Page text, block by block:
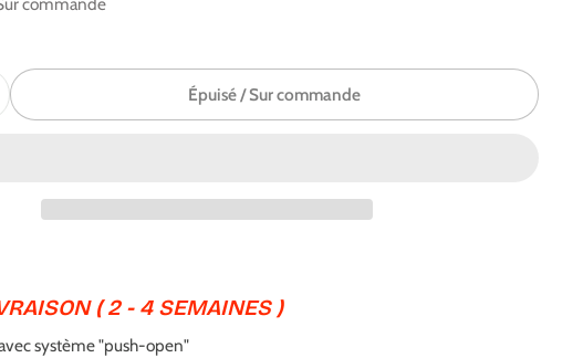
Épuisé / Sur commande
( 2 - 4 SEMAINES )
système "push-open"